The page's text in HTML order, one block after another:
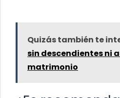
Quizás también te
sin descendientes ni
matrimonio